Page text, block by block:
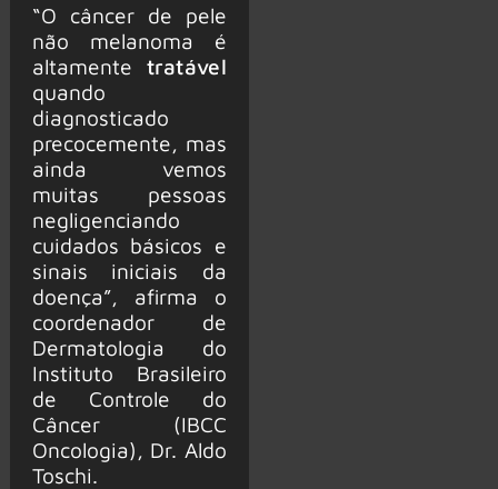
“O câncer de pele
não melanoma é
altamente tratável
quando
diagnosticado
precocemente, mas
ainda vemos
muitas pessoas
negligenciando
cuidados básicos e
sinais iniciais da
doença”, afirma o
coordenador de
Dermatologia do
Instituto Brasileiro
de Controle do
Câncer (IBCC
Oncologia), Dr. Aldo
Toschi.